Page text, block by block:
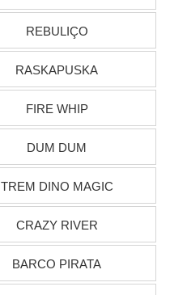
REBULIÇO
RASKAPUSKA
FIRE WHIP
DUM DUM
TREM DINO MAGIC
CRAZY RIVER
BARCO PIRATA